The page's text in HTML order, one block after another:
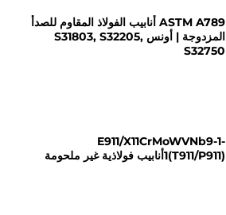
ASTM A789 أنابيب الفولاذ المقاوم للصدأ
المزدوجة | أونس S31803, S32205,
S32750
E911/X11CrMoWVNb9-1-
1(T911/P911)أنابيب فولاذية غير ملحومة